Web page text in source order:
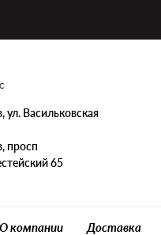
ул. Васильковская
просп
65
О компании Доставка